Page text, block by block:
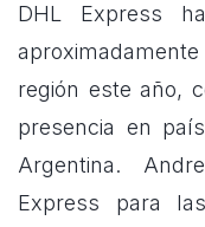
DHL Express
región este año,
presencia en
Argentina.
Express para